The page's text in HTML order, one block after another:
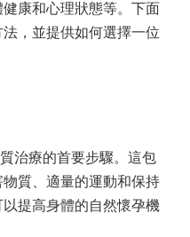
康和心理狀態等。下面
，並提供如何選擇一位
治療的首要步驟。這包
質、適量的運動和保持
提高身體的自然懷孕機